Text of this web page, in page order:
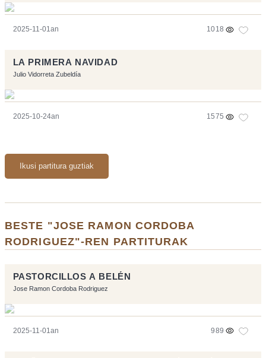
2025-11-01an 1018
LA PRIMERA NAVIDAD
Julio Vidorreta Zubeldía
2025-10-24an 1575
Ikusi partitura guztiak
BESTE "JOSE RAMON CORDOBA
RODRIGUEZ"-REN PARTITURAK
PASTORCILLOS A BELÉN
Jose Ramon Cordoba Rodriguez
2025-11-01an 989